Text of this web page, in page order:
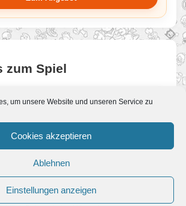
um unsere Website und unseren Service zu
Cookies akzeptieren
Ablehnen
Einstellungen anzeigen
zum Spiel
Super Mario fährt mit dem
stattet Fahrzeuge von DeinBus.de mit
Konsolen und Spielen aus Für viele
von DeinBus.de vergeht die…
startet Update für Mario
Kart 7